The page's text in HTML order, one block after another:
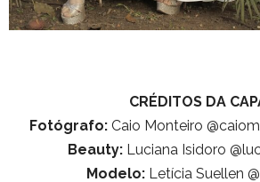
CRÉDITOS DA
Fotógrafo:Caio Monteiro
Beauty:Luciana Isidoro
Modelo:Letícia Suellen